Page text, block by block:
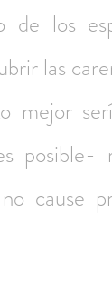
los
las
mejor
posible-
cause